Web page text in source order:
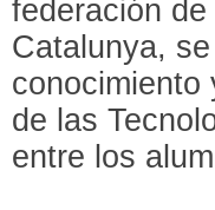
federación
Catalunya,
conocimiento
de las
entre los